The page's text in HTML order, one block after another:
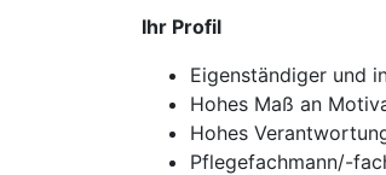
Ihr Profil
Eigenständiger und
Hohes Maß an
Hohes
Pflegefachmann/-